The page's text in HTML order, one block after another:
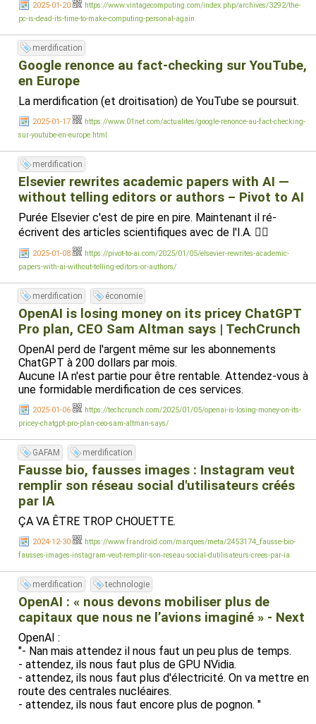
2025-01-20
https://www.vintagecomputing.com/index.php/archives/3292/the-
pc-is-dead-its-time-to-make-computing-personal-again
merdification
Google renonce au fact-checking sur YouTube,
en Europe
La merdification (et droitisation) de YouTube se poursuit.
2025-01-17
https://www.01net.com/actualites/google-renonce-au-fact-checking-
sur-youtube-en-europe.html
merdification
Elsevier rewrites academic papers with AI —
without telling editors or authors – Pivot to AI
Purée Elsevier c'est de pire en pire. Maintenant il ré-
écrivent des articles scientifiques avec de l'I.A. 🤦‍♂️
2025-01-08
https://pivot-to-ai.com/2025/01/05/elsevier-rewrites-academic-
papers-with-ai-without-telling-editors-or-authors/
merdification économie
OpenAI is losing money on its pricey ChatGPT
Pro plan, CEO Sam Altman says | TechCrunch
OpenAI perd de l'argent même sur les abonnements
ChatGPT à 200 dollars par mois.
Aucune IA n'est partie pour être rentable. Attendez-vous à
une formidable merdification de ces services.
2025-01-06
https://techcrunch.com/2025/01/05/openai-is-losing-money-on-its-
pricey-chatgpt-pro-plan-ceo-sam-altman-says/
GAFAM merdification
Fausse bio, fausses images : Instagram veut
remplir son réseau social d'utilisateurs créés
par IA
ÇA VA ÊTRE TROP CHOUETTE.
2024-12-30
https://www.frandroid.com/marques/meta/2453174_fausse-bio-
fausses-images-instagram-veut-remplir-son-reseau-social-dutilisateurs-crees-par-ia
merdification technologie
OpenAI : « nous devons mobiliser plus de
capitaux que nous ne l’avions imaginé » - Next
OpenAI :
"- Nan mais attendez il nous faut un peu plus de temps.
- attendez, ils nous faut plus de GPU NVidia.
- attendez, ils nous faut plus d'électricité. On va mettre en
route des centrales nucléaires.
- attendez, ils nous faut encore plus de pognon. "